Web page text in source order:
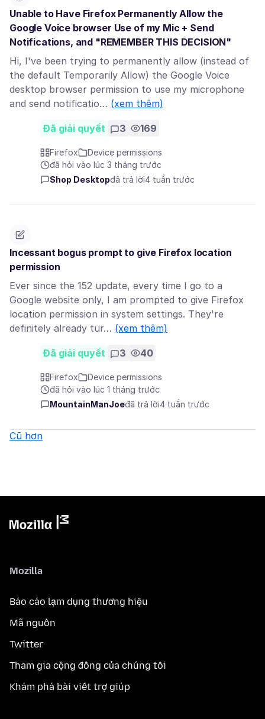
Unable to Have Firefox Permanently Allow the
Google Voice browser Use of my Mic + Send
Notifications, and "REMEMBER THIS DECISION"
Hi, I've been trying to permanently allow (instead of
the default Temporarily Allow) the Google Voice
desktop browser permission to use my microphone
and send notificatio… (xem thêm)
Đã giải quyết 3 169
Firefox
Device permissions
đã hỏi vào lúc 3 tháng trước
Shop Desktopđã trả lời4 tuần trước
Incessant bogus prompt to give Firefox location
permission
Ever since the 152 update, every time I go to a
Google website only, I am prompted to give Firefox
location permission in system settings. They're
definitely already tur… (xem thêm)
Đã giải quyết 3 40
Firefox
Device permissions
đã hỏi vào lúc 1 tháng trước
MountainManJoeđã trả lời4 tuần trước
Cũ hơn
Mozilla
Báo cáo lạm dụng thương hiệu
Mã nguồn
Twitter
Tham gia cộng đồng của chúng tôi
Khám phá bài viết trợ giúp